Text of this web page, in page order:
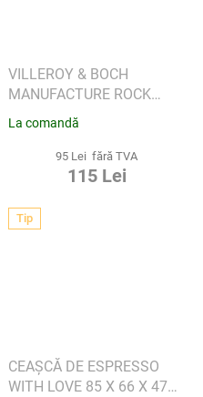
VILLEROY & BOCH
MANUFACTURE ROCK
BLANC - CEAȘCĂ DE
La comandă
95 Lei fără TVA
115 Lei
Tip
CEAȘCĂ DE ESPRESSO
WITH LOVE 85 X 66 X 47